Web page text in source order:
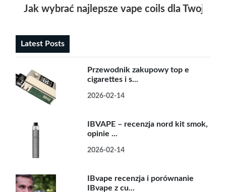
Jak wybrać najlepsze vape coils dla Twojego
Latest Posts
Przewodnik zakupowy top e
cigarettes i s...
2026-02-14
IBVAPE – recenzja nord kit smok,
opinie ...
2026-02-14
IBvape recenzja i porównanie
IBvape z cu...